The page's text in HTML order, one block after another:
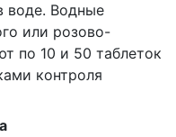
воде. Водные
или розово-
по 10 и 50 таблеток
контроля